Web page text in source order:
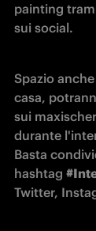
painting
sui social.
Spazio anche
casa,
sui
durante
Basta
hashtag
Twitter,